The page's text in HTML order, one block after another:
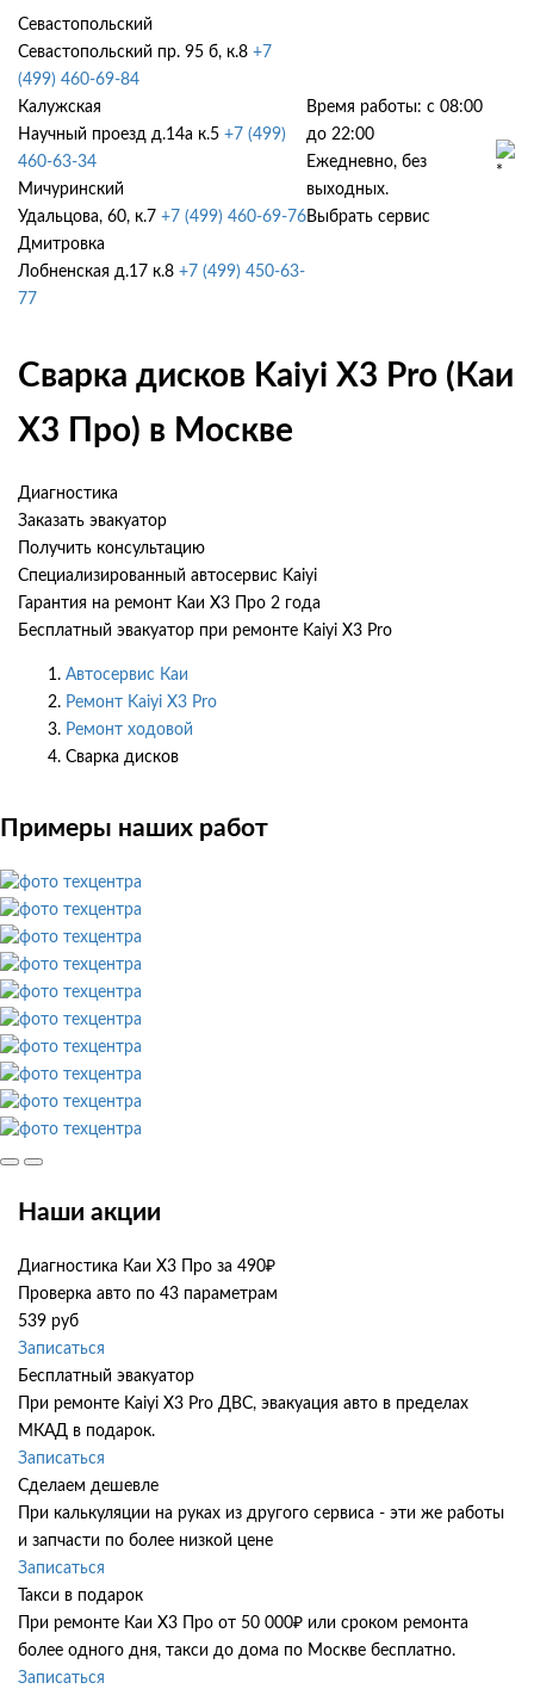
Севастопольский
Севастопольский пр. 95 б, к.8 +7
(499) 460-69-84
Калужская
Научный проезд д.14а к.5 +7 (499)
460-63-34
Мичуринский
Удальцова, 60, к.7 +7 (499) 460-69-76
Дмитровка
Лобненская д.17 к.8 +7 (499) 450-63-
77
Время работы: с 08:00
до 22:00
Ежедневно, без
выходных.
Выбрать сервис
Сварка дисков Kaiyi X3 Pro (Каи
Х3 Про) в Москве
Диагностика
Заказать эвакуатор
Получить консультацию
Специализированный автосервис Kaiyi
Гарантия на ремонт Каи Х3 Про 2 года
Бесплатный эвакуатор при ремонте Kaiyi X3 Pro
Автосервис Каи
Ремонт Kaiyi X3 Pro
Ремонт ходовой
Сварка дисков
Примеры наших работ
Наши акции
Диагностика Каи Х3 Про за 490₽
Проверка авто по 43 параметрам
539 руб
Записаться
Бесплатный эвакуатор
При ремонте Kaiyi X3 Pro ДВС, эвакуация авто в пределах
МКАД в подарок.
Записаться
Сделаем дешевле
При калькуляции на руках из другого сервиса - эти же работы
и запчасти по более низкой цене
Записаться
Такси в подарок
При ремонте Каи Х3 Про от 50 000₽ или сроком ремонта
более одного дня, такси до дома по Москве бесплатно.
Записаться